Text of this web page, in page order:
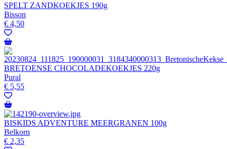
SPELT ZANDKOEKJES 190g
Bisson
€ 4,50
BRETOENSE CHOCOLADEKOEKJES 220g
Pural
€ 5,55
BISKIDS ADVENTURE MEERGRANEN 100g
Belkorn
€ 2,35